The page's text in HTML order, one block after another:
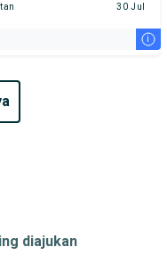
30 Jul
i
diajukan